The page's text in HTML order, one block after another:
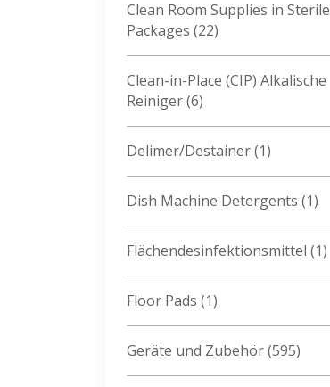
Clean Room Supplies in Sterile
Packages (22)
Clean-in-Place (CIP) Alkalische
Reiniger(6)
Delimer/Destainer(1)
Dish Machine Detergents (1)
Flächendesinfektionsmittel (1)
Floor Pads (1)
Geräte und Zubehör(595)